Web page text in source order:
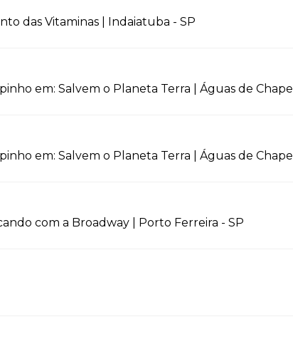
das Vitaminas | Indaiatuba - SP
em: Salvem o Planeta Terra | Águas de
em: Salvem o Planeta Terra | Águas de
com a Broadway | Porto Ferreira - SP